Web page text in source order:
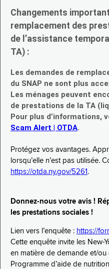
Changements
remplacement des
de l’assistance
TA) :
Les demandes de
du SNAP ne sont plus
Les ménages peuvent
de prestations de la TA
Pour plus d’informations,
Scam Alert | OTDA.
Protégez vos avantages.
lorsqu’elle n’est pas utilisée.
https://otda.ny.gov/5261 .
Donnez-nous votre avis !
les prestations sociales !
Lien vers l’enquête : https://
Cette enquête invite les New-
en matière de demande et/
Programme d’aide de